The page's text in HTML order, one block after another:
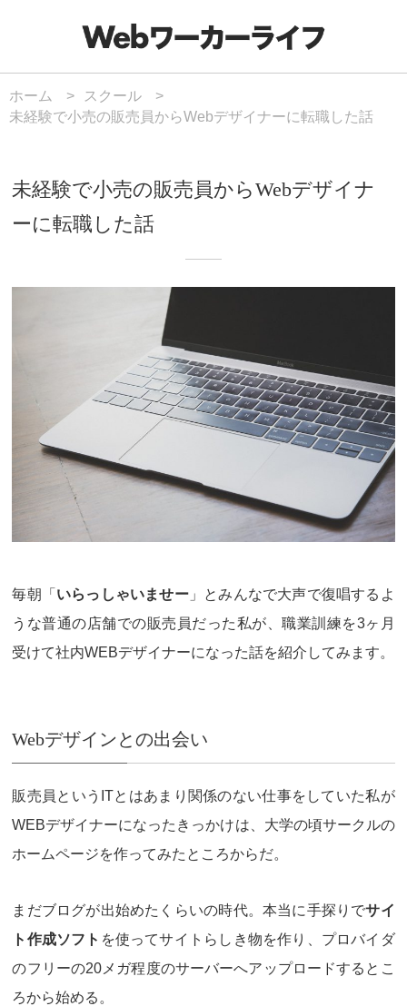
ホーム
スクール
未経験で小売の販売員からWebデザイナーに転職した話
未経験で小売の販売員からWebデザイナ
ーに転職した話
毎朝「 いらっしゃいませー」とみんなで大声で復唱するよ
うな普通の店舗での販売員だった私が、職業訓練を3ヶ月
受けて社内WEBデザイナーになった話を紹介してみます。
Webデザインとの出会い
販売員というITとはあまり関係のない仕事をしていた私が
WEBデザイナーになったきっかけは、大学の頃サークルの
ホームページを作ってみたところからだ。
まだブログが出始めたくらいの時代。本当に手探りでサイ
ト作成ソフト を使ってサイトらしき物を作り、プロバイダ
のフリーの20メガ程度のサーバーへアップロードするとこ
ろから始める。